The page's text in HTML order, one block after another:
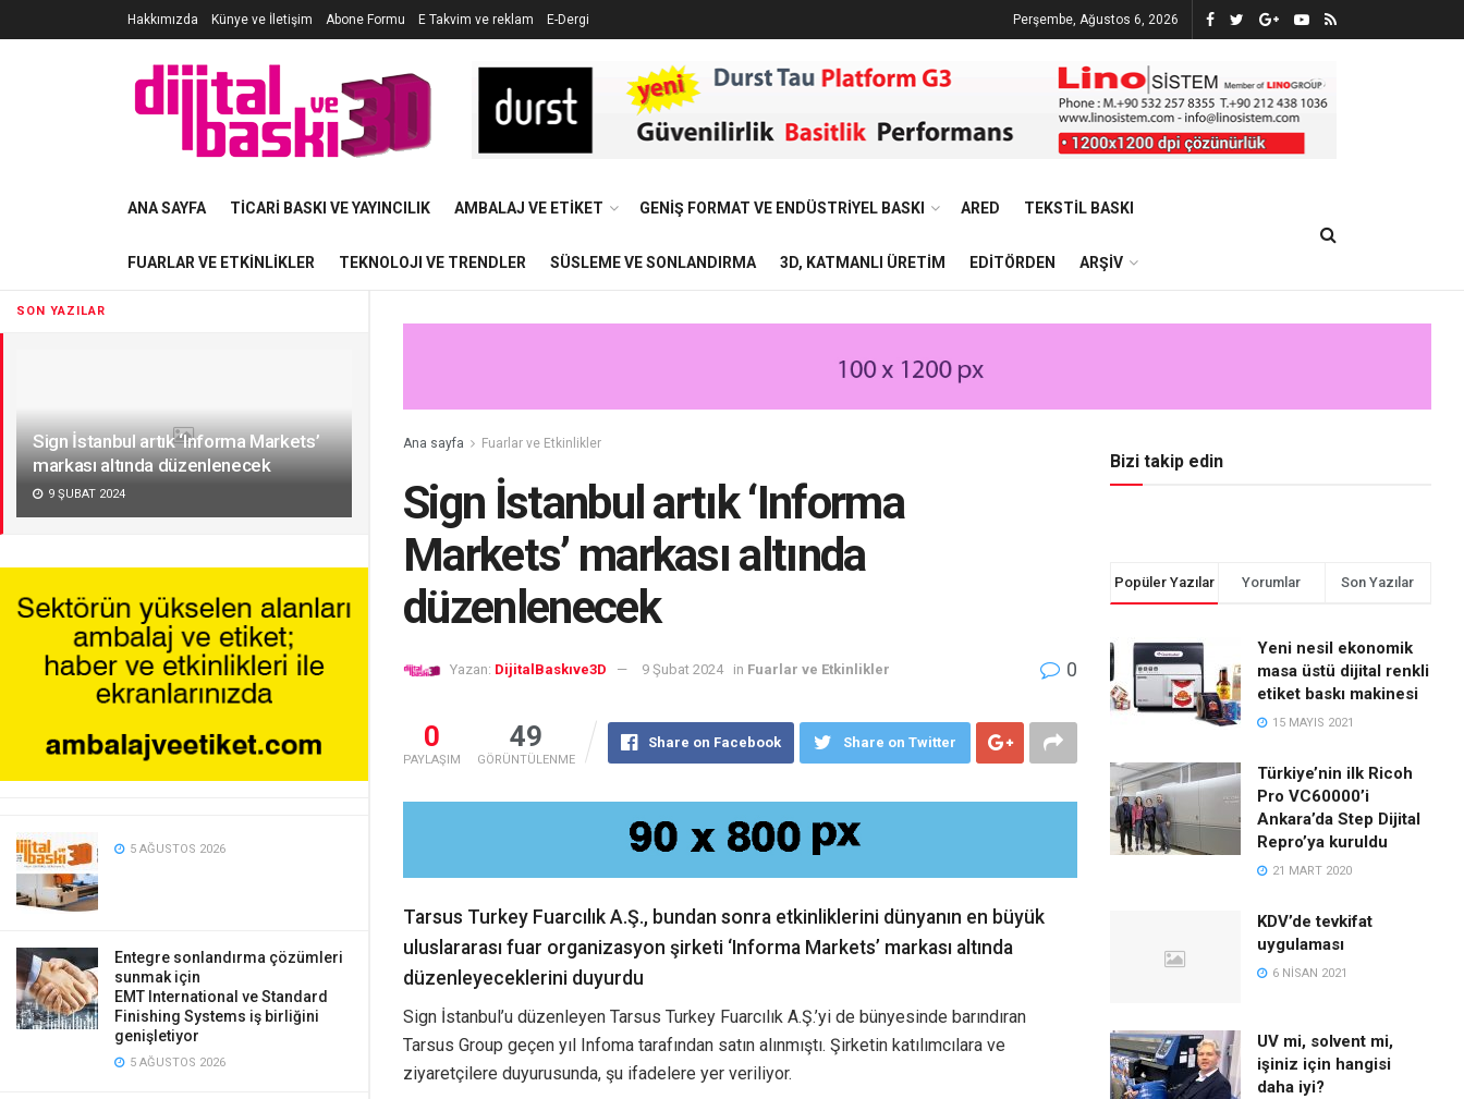
SON YAZILAR
Sign İstanbul artık ‘Informa Markets’
markası altında düzenlenecek
9 ŞUBAT 2024
5 AĞUSTOS 2026
Entegre sonlandırma çözümleri
sunmak için
EMT International ve Standard
Finishing Systems iş birliğini
genişletiyor
5 AĞUSTOS 2026
Hakkımızda Künye ve İletişim Abone Formu E Takvim ve reklam E-Dergi Perşembe, Ağustos 6, 2026
ANA SAYFA TICARI BASKI VE YAYINCILIK AMBALAJ VE ETIKET GENIŞ FORMAT VE ENDÜSTRIYEL BASKI ARED TEKSTIL BASKI
FUARLAR VE ETKINLIKLER TEKNOLOJI VE TRENDLER SÜSLEME VE SONLANDIRMA 3D, KATMANLI ÜRETIM EDITÖRDEN ARŞIV
Ana sayfa Fuarlar ve Etkinlikler
Sign İstanbul artık ‘Informa
Markets’ markası altında
düzenlenecek
Yazan: DijitalBaskıve3D 9 Şubat 2024 in Fuarlar ve Etkinlikler 0
0
PAYLAŞIM
49
GÖRÜNTÜLENME
Share on Facebook Share on Twitter
Tarsus Turkey Fuarcılık A.Ş., bundan sonra etkinliklerini dünyanın en büyük
uluslararası fuar organizasyon şirketi ‘Informa Markets’ markası altında
düzenleyeceklerini duyurdu
Sign İstanbul’u düzenleyen Tarsus Turkey Fuarcılık A.Ş.’yi de bünyesinde barındıran
Tarsus Group geçen yıl Infoma tarafından satın alınmıştı. Şirketin katılımcılara ve
ziyaretçilere duyurusunda, şu ifadelere yer veriliyor.
Bizi takip edin
Popüler Yazılar Yorumlar Son Yazılar
Yeni nesil ekonomik
masa üstü dijital renkli
etiket baskı makinesi
15 MAYIS 2021
Türkiye’nin ilk Ricoh
Pro VC60000’i
Ankara’da Step Dijital
Repro’ya kuruldu
21 MART 2020
KDV’de tevkifat
uygulaması
6 NISAN 2021
UV mi, solvent mi,
işiniz için hangisi
daha iyi?